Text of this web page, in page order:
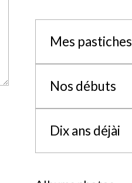
Mes pastiches
Nos débuts
Dix ans déjài